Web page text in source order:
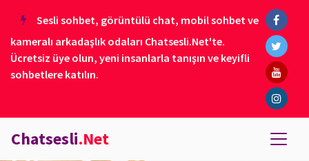
Sesli sohbet, görüntülü chat, mobil sohbet ve
kameralı arkadaşlık odaları Chatsesli.Net'te.
Ücretsiz üye olun, yeni insanlarla tanışın ve keyifli
sohbetlere katılın.
Chatsesli.Net